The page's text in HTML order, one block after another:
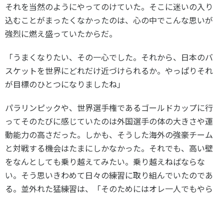
それを当然のようにやってのけていた。そこに迷いの入り
込むことがまったくなかったのは、心の中でこんな思いが
強烈に燃え盛っていたからだ。
「うまくなりたい、その一心でした。それから、日本のバ
スケットを世界にどれだけ近づけられるか。やっぱりそれ
が目標のひとつになりましたね」
パラリンピックや、世界選手権であるゴールドカップに行
ってそのたびに感じていたのは外国選手の体の大きさや運
動能力の高さだった。しかも、そうした海外の強豪チーム
と対戦する機会はたまにしかなかった。それでも、高い壁
をなんとしても乗り越えてみたい。乗り越えねばならな
い。そう思いきわめて日々の練習に取り組んでいたのであ
る。並外れた猛練習は、「そのためにはオレ一人でもやら